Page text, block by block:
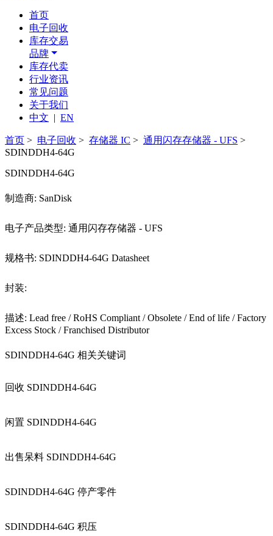
首页
电子回收
库存交易
品牌
库存代卖
行业资讯
常见问题
关于我们
中文 | EN
首页 > 电子回收 > 存储器 IC > 通用闪存存储器 - UFS >
SDINDDH4-64G
SDINDDH4-64G
制造商: SanDisk
电子产品类型: 通用闪存存储器 - UFS
规格书: SDINDDH4-64G Datasheet
封装:
描述: Lead free / RoHS Compliant / Obsolete / End of life / Factory
Excess Stock / Franchised Distributor
SDINDDH4-64G 相关关键词
回收 SDINDDH4-64G
闲置 SDINDDH4-64G
出售呆料 SDINDDH4-64G
SDINDDH4-64G 停产零件
SDINDDH4-64G 积压